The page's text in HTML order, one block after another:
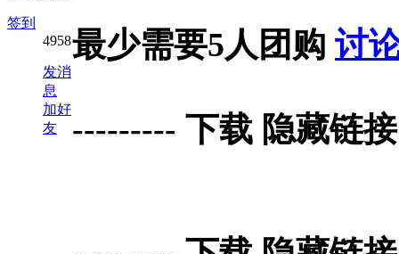
签到
4958
发消
息
加好
友
最少需要5人团购 讨
--------- 下载 隐藏链